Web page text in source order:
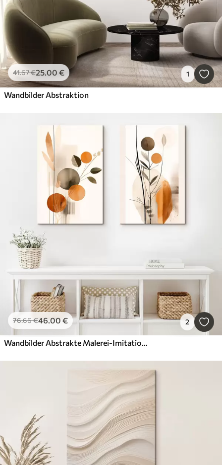
41.67€25.00 € 1
Wandbilder Abstraktion
76.66€46.00 € 2
Wandbilder Abstrakte Malerei-Imitation mit orangefarbenen und grauen Kreisen, Blättern und Zweigen, moderner Stil, Aquarelleffekt